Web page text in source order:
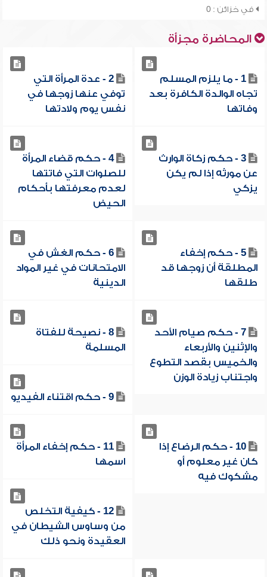
في خزائن : 0
المحاضرة مجزأة
1 - ما يلزم المسلم
تجاه الوالدة الكافرة بعد
وفاتها
2 - عدة المرأة التي
توفي عنها زوجها في
نفس يوم ولادتها
3 - حكم زكاة الوارث
عن مورثه إذا لم يكن
يزكي
4 - حكم قضاء المرأة
للصلوات التي فاتتها
لعدم معرفتها بأحكام
الحيض
5 - حكم إخفاء
المطلقة أن زوجها قد
طلقها
6 - حكم الغش في
الامتحانات في غير المواد
الدينية
7 - حكم صيام الأحد
والإثنين والأربعاء
والخميس بقصد التطوع
واجتناب زيادة الوزن
8 - نصيحة للفتاة
المسلمة
9 - حكم اقتناء الفيديو
10 - حكم الرضاع إذا
كان غير معلوم أو
مشكوك فيه
11 - حكم إخفاء المرأة
اسمها
12 - كيفية التخلص
من وساوس الشيطان في
العقيدة ونحو ذلك